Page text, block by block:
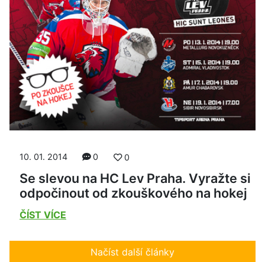
10. 01. 2014 0 0
Se slevou na HC Lev Praha. Vyražte si
odpočinout od zkouškového na hokej
ČÍST VÍCE
Načíst další články